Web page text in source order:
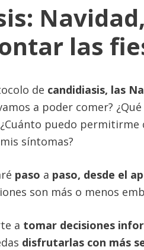
las
de candidiasis, las
vamos a poder comer?
puedo
síntomas?
paso a paso, desde el
son más o menos
a tomar decisiones
disfrutarlas con más